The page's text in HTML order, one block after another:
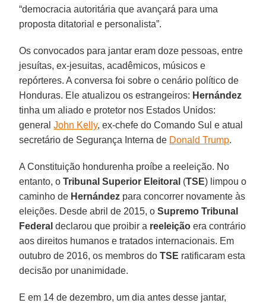
“democracia autoritária que avançará para uma
proposta ditatorial e personalista”.
Os convocados para jantar eram doze pessoas, entre
jesuítas, ex-jesuitas, acadêmicos, músicos e
repórteres. A conversa foi sobre o cenário político de
Honduras. Ele atualizou os estrangeiros: Hernández
tinha um aliado e protetor nos Estados Unidos:
generalJohn Kelly, ex-chefe do Comando Sul e atual
secretário de Segurança Interna de Donald Trump.
A Constituição hondurenha proíbe a reeleição. No
entanto, oTribunal Superior Eleitoral (TSE) limpou o
caminho de Hernández para concorrer novamente às
eleições. Desde abril de 2015, oSupremo Tribunal
Federal declarou que proibir a reeleição era contrário
aos direitos humanos e tratados internacionais. Em
outubro de 2016, os membros doTSE ratificaram esta
decisão por unanimidade.
E em 14 de dezembro, um dia antes desse jantar,